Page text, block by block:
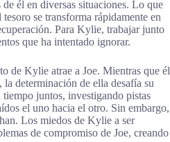
él en diversas situaciones. Lo que
se transforma rápidamente en
Para Kylie, trabajar junto
que ha intentado ignorar.
de Kylie atrae a Joe. Mientras que él
la determinación de ella desafía su
juntos, investigando pistas
el uno hacia el otro. Sin embargo,
Los miedos de Kylie a ser
de compromiso de Joe, creando